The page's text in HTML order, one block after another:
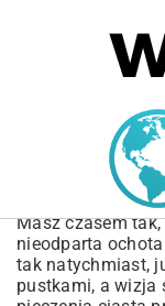
MARIUSZ ŁAMAGA
Prosty
Budyniem |
Smacznie
Masz czasem
nieodparta
tak natychmiast,
pustkami, a wizja